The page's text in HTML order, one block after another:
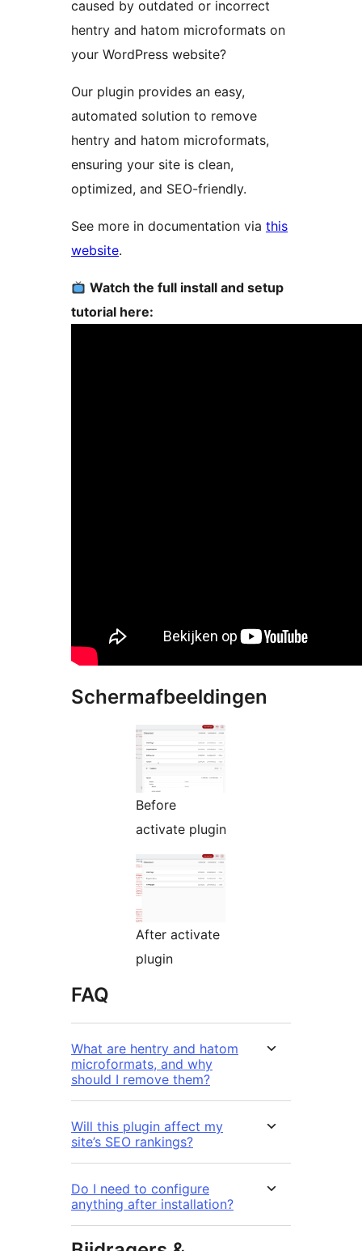
caused by outdated or incorrect
hentry and hatom microformats on
your WordPress website?
Our plugin provides an easy,
automated solution to remove
hentry and hatom microformats,
ensuring your site is clean,
optimized, and SEO-friendly.
See more in documentation via this
website.
Watch the full install and setup
tutorial here:
Schermafbeeldingen
Before
activate plugin
After activate
plugin
FAQ
What are hentry and hatom
microformats, and why
should I remove them?
Will this plugin affect my
site’s SEO rankings?
Do I need to configure
anything after installation?